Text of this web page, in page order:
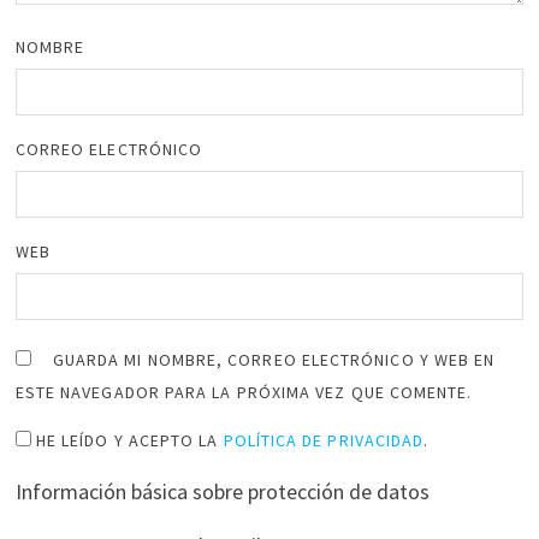
NOMBRE
CORREO ELECTRÓNICO
WEB
GUARDA MI NOMBRE, CORREO ELECTRÓNICO Y WEB EN
ESTE NAVEGADOR PARA LA PRÓXIMA VEZ QUE COMENTE.
HE LEÍDO Y ACEPTO LA POLÍTICA DE PRIVACIDAD.
Información básica sobre protección de datos